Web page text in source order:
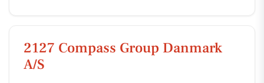
2127 Compass Group Danmark
A/S